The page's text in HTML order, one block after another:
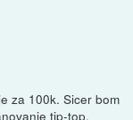
za 100k. Sicer bom
tip-top.